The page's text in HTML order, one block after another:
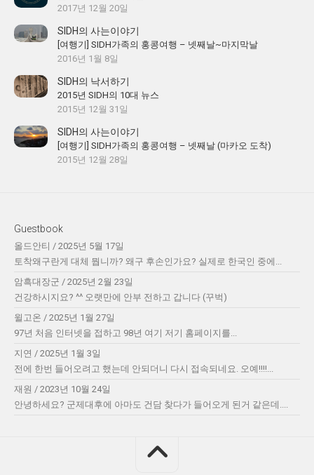
2017년 12월 20일
SIDH의 사는이야기
[여행기] SIDH가족의 홍콩여행 – 넷째날~마지막날
2016년 1월 8일
SIDH의 낙서하기
2015년 SIDH의 10대 뉴스
2015년 12월 31일
SIDH의 사는이야기
[여행기] SIDH가족의 홍콩여행 – 넷째날 (마카오 도착)
2015년 12월 28일
Guestbook
올드안티 / 2025년 5월 17일
토착왜구란게 대체 뭡니까? 왜구 후손인가요? 실제로 한국인 중에...
암흑대장군 / 2025년 2월 23일
건강하시지요? ^^ 오랫만에 안부 전하고 갑니다 (꾸벅)
윌고온 / 2025년 1월 27일
97년 처음 인터넷을 접하고 98년 여기 저기 홈페이지를...
지연 / 2025년 1월 3일
전에 한번 들어오려고 했는데 안되더니 다시 접속되네요. 오예!!!!...
재원 / 2023년 10월 24일
안녕하세요? 군제대후에 아마도 건담 찾다가 들어오게 된거 같은데....